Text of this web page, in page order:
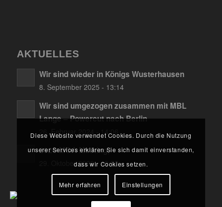
AKTUELLES
Wir sind wieder in Königs Wusterhausen
8. September 2025 - 13:14
Wir sind umgezogen zusammen mit MBL
Lange – Powercut nach Berlin
26. Februar 2024 - 14:06
2023 MGA Meeting,
29. Oktober 2023 - 19:52
Diese Website verwendet Cookies. Durch die Nutzung
unserer Services erklären Sie sich damit einverstanden,
dass wir Cookies setzen.
Mehr erfahren Einstellungen